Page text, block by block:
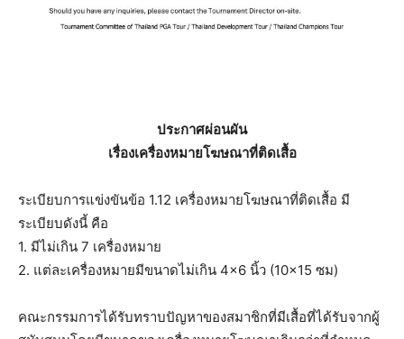
ประกาศผ่อนผัน
เรื่องเครื่องหมายโฆษณาที่ติดเสื้อ
ระเบียบการแข่งขันข้อ 1.12 เครื่องหมายโฆษณาที่ติดเสื้อ มี
ระเบียบดังนี้ คือ
1. มีไม่เกิน 7 เครื่องหมาย
2. แต่ละเครื่องหมายมีขนาดไม่เกิน 4×6 นิ้ว (10×15 ซม)
คณะกรรมการได้รับทราบปัญหาของสมาชิกที่มีเสื้อที่ได้รับจากผู้